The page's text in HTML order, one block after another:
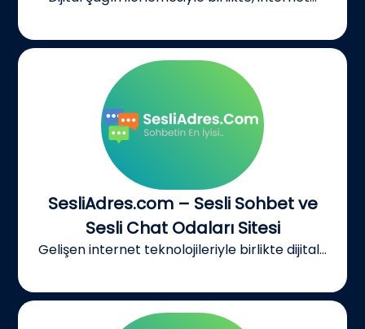
SesliAdres.com – Sesli Sohbet ve
Sesli Chat Odaları Sitesi
Gelişen internet teknolojileriyle birlikte dijital...